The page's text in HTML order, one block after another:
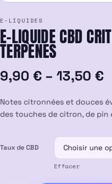
E-LIQUIDES
E-LIQUIDE CBD
TERPENES
9,90 € – 13,50 €
Plage
de
prix :
Notes citronnées et douces
des touches de citron, de pin
Taux de CBD
Effacer